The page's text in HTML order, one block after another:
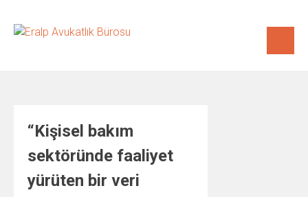
content
“Kişisel bakım
sektöründe faaliyet
yürüten bir veri